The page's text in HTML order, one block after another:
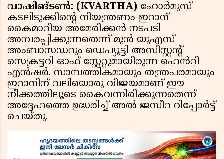
വാഷിങ്ടൺ: (KVARTHA) ഹോർമുസ്
കടലിടുക്കിൻ്റെ നിയന്ത്രണം ഇറാന്
കൈമാറിയ അമേരിക്കൻ നടപടി
അമ്പരപ്പിക്കുന്നതെന്ന് മുൻ യുഎസ്
അംബാസഡറും ഡെപ്യൂട്ടി അസിസ്റ്റൻ്റ്
സെക്രട്ടറി ഓഫ് സ്റ്റേറ്റുമായിരുന്ന ഹെൻറി
എൻഷർ. സാമ്പത്തികമായും തന്ത്രപരമായും
ഇറാനിന് വലിയൊരു വിജയമാണ് ഈ
നീക്കത്തിലൂടെ കൈവന്നിരിക്കുന്നതെന്ന്
അദ്ദേഹത്തെ ഉദ്ധരിച്ച് അൽ ജസീറ റിപ്പോർട്ട്
ചെയ്തു.